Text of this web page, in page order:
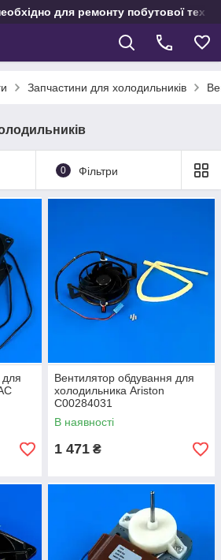
для ремонту побутової
Запчастини для холодильників
0 Фільтри
для
Вентилятор обдування для
холодильника Ariston
C00284031
В наявності
1 471 ₴